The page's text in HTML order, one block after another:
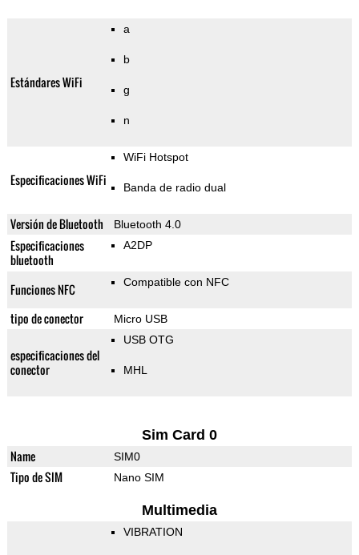
Estándares WiFi
a
b
g
n
Especificaciones WiFi
WiFi Hotspot
Banda de radio dual
Versión de Bluetooth Bluetooth 4.0
Especificaciones
bluetooth
A2DP
Funciones NFC Compatible con NFC
tipo de conector Micro USB
especificaciones del
conector
USB OTG
MHL
Sim Card 0
Name SIM0
Tipo de SIM Nano SIM
Multimedia
VIBRATION